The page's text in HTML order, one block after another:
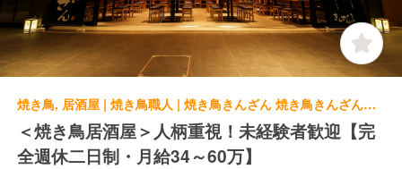
焼き鳥, 居酒屋 | 焼き鳥職人 | 焼き鳥きんざん 焼き鳥きんざん 五反田店
＜焼き鳥居酒屋＞人柄重視！未経験者歓迎【完
全週休二日制・月給34～60万】